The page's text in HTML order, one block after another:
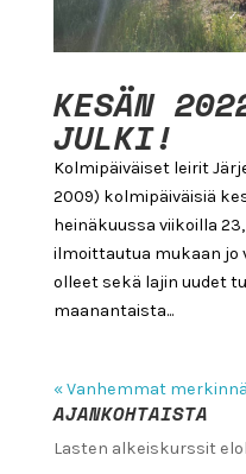
KESÄN
JULKI!
Kolmipäiväiset leirit
2009) kolmipäiväisiä
heinäkuussa viikoilla
ilmoittautua mukaan jo
olleet sekä lajin uudet
maanantaista...
« Vanhemmat
AJANKOHTAISTA
Lasten alkeiskurssit